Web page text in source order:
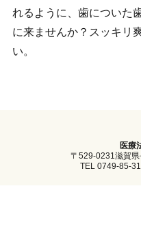
れるように、歯についた
に来ませんか？スッキリ
い。
医療
〒529-0231滋賀
TEL 0749-85-